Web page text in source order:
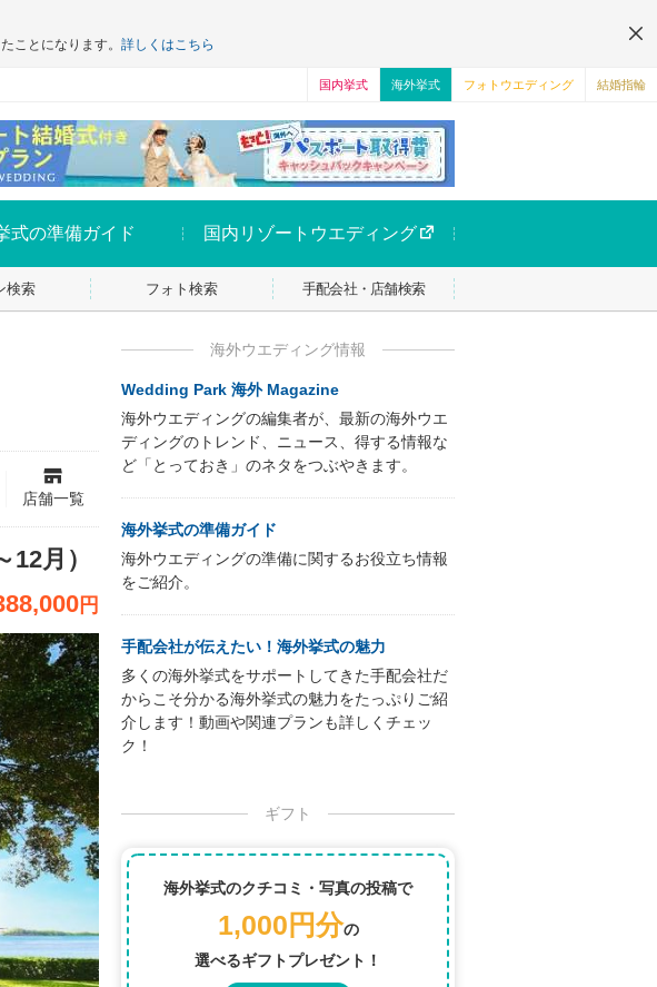
ことになります。 詳しくはこちら
国内挙式 海外挙式 フォトウエディング 結婚指輪
式の準備ガイド 国内リゾートウエディング
検索 フォト検索 手配会社・店舗検索
店舗一覧
月）
円
海外ウエディング情報
Wedding Park 海外 Magazine
海外ウエディングの編集者が、最新の海外ウエ
ディングのトレンド、ニュース、得する情報な
ど「とっておき」のネタをつぶやきます。
海外挙式の準備ガイド
海外ウエディングの準備に関するお役立ち情報
をご紹介。
手配会社が伝えたい！海外挙式の魅力
多くの海外挙式をサポートしてきた手配会社だ
からこそ分かる海外挙式の魅力をたっぷりご紹
介します！動画や関連プランも詳しくチェッ
ク！
ギフト
海外挙式のクチコミ・写真の投稿で
1,000円分の
選べるギフトプレゼント！